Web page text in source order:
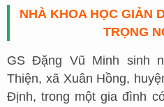
NHÀ KHOA HỌC GIẢN
TRỌNG
GS Đặng Vũ Minh sinh
Thiện, xã Xuân Hồng,
Định, trong một gia đình